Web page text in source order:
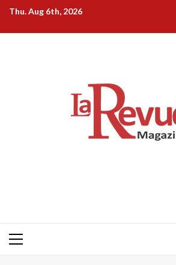
Skip
content
Thu. Aug 6th, 2026
Primary